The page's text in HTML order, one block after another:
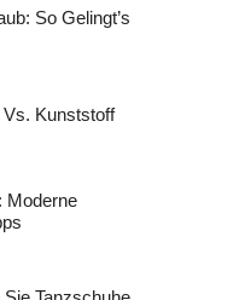
So Gelingt’s
Kunststoff
Moderne